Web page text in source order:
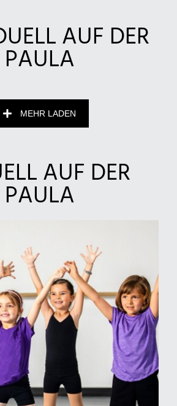
AUF DER
PAULA
MEHR LADEN
AUF DER
PAULA